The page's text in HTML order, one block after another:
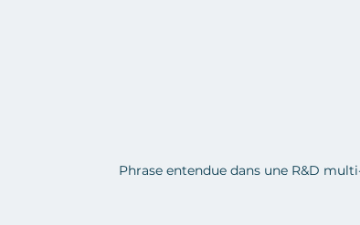
Phrase entendue dans une R&D